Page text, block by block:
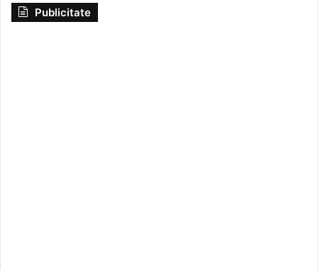
Publicitate